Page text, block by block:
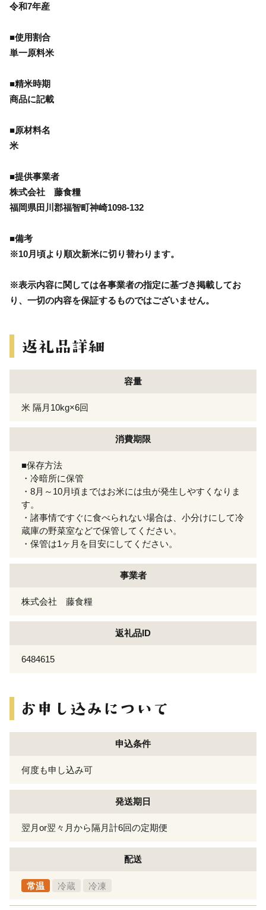
令和7年産
■使用割合
単一原料米
■精米時期
商品に記載
■原材料名
米
■提供事業者
株式会社 藤食糧
福岡県田川郡福智町神崎1098-132
■備考
※10月頃より順次新米に切り替わります。
※表示内容に関しては各事業者の指定に基づき掲載してお
り、一切の内容を保証するものではございません。
容量
米 隔月10kg×6回
消費期限
■保存方法
・冷暗所に保管
・8月～10月頃まではお米には虫が発生しやすくなりま
す。
・諸事情ですぐに食べられない場合は、小分けにして冷
蔵庫の野菜室などで保管してください。
・保管は1ヶ月を目安にしてください。
事業者
株式会社 藤食糧
返礼品ID
6484615
申込条件
何度も申し込み可
発送期日
翌月or翌々月から隔月計6回の定期便
配送
常温 冷蔵 冷凍